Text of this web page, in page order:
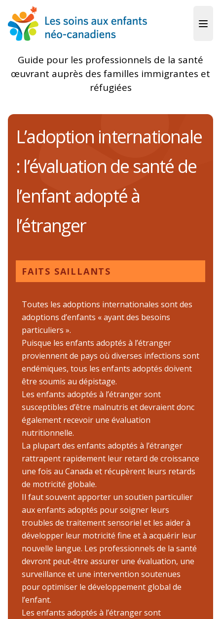
Guide pour les professionnels de la santé
œuvrant auprès des familles immigrantes et
réfugiées
L’adoption internationale
: l’évaluation de santé de
l’enfant adopté à
l’étranger
FAITS SAILLANTS
Toutes les adoptions internationales sont des
adoptions d’enfants « ayant des besoins
particuliers ».
Puisque les enfants adoptés à l’étranger
proviennent de pays où diverses infections sont
endémiques, tous les enfants adoptés doivent
être soumis au dépistage.
Les enfants adoptés à l’étranger sont
susceptibles d’être malnutris et devraient donc
également recevoir une évaluation
nutritionnelle.
La plupart des enfants adoptés à l’étranger
rattrapent rapidement leur retard de croissance
une fois au Canada et récupèrent leurs retards
de motricité globale.
Il faut souvent apporter un soutien particulier
aux enfants adoptés pour soigner leurs
troubles de traitement sensoriel et les aider à
développer leur motricité fine et à acquérir leur
nouvelle langue. Les professionnels de la santé
devront peut-être assurer une évaluation, une
surveillance et une intervention soutenues
pour optimiser le développement global de
l’enfant.
Les enfants adoptés à l’étranger sont